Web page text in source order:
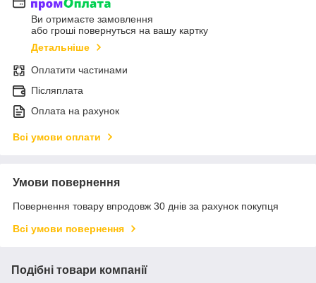
Ви отримаєте замовлення
або гроші повернуться на вашу картку
Детальніше
Оплатити частинами
Післяплата
Оплата на рахунок
Всі умови оплати
Умови повернення
Повернення товару впродовж 30 днів за рахунок покупця
Всі умови повернення
Подібні товари компанії